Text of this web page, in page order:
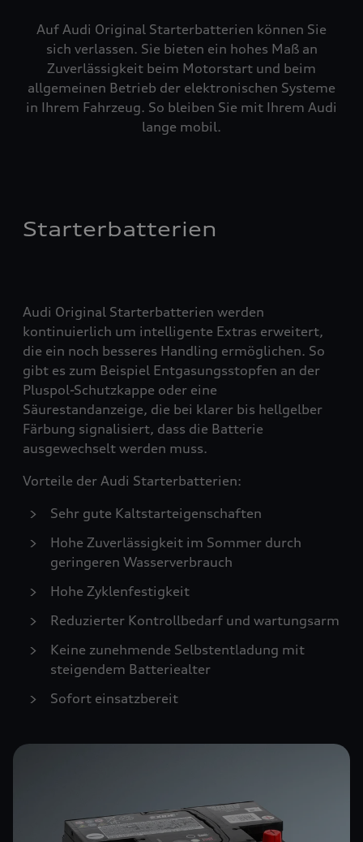
Auf Audi Original Starterbatterien können Sie
sich verlassen. Sie bieten ein hohes Maß an
Zuverlässigkeit beim Motorstart und beim
allgemeinen Betrieb der elektronischen Systeme
in Ihrem Fahrzeug. So bleiben Sie mit Ihrem Audi
lange mobil.
Starterbatterien
Audi Original Starterbatterien werden
kontinuierlich um intelligente Extras erweitert,
die ein noch besseres Handling ermöglichen. So
gibt es zum Beispiel Entgasungsstopfen an der
Pluspol-Schutzkappe oder eine
Säurestandanzeige, die bei klarer bis hellgelber
Färbung signalisiert, dass die Batterie
ausgewechselt werden muss.
Vorteile der Audi Starterbatterien:
Sehr gute Kaltstarteigenschaften
Hohe Zuverlässigkeit im Sommer durch
geringeren Wasserverbrauch
Hohe Zyklenfestigkeit
Reduzierter Kontrollbedarf und wartungsarm
Keine zunehmende Selbstentladung mit
steigendem Batteriealter
Sofort einsatzbereit